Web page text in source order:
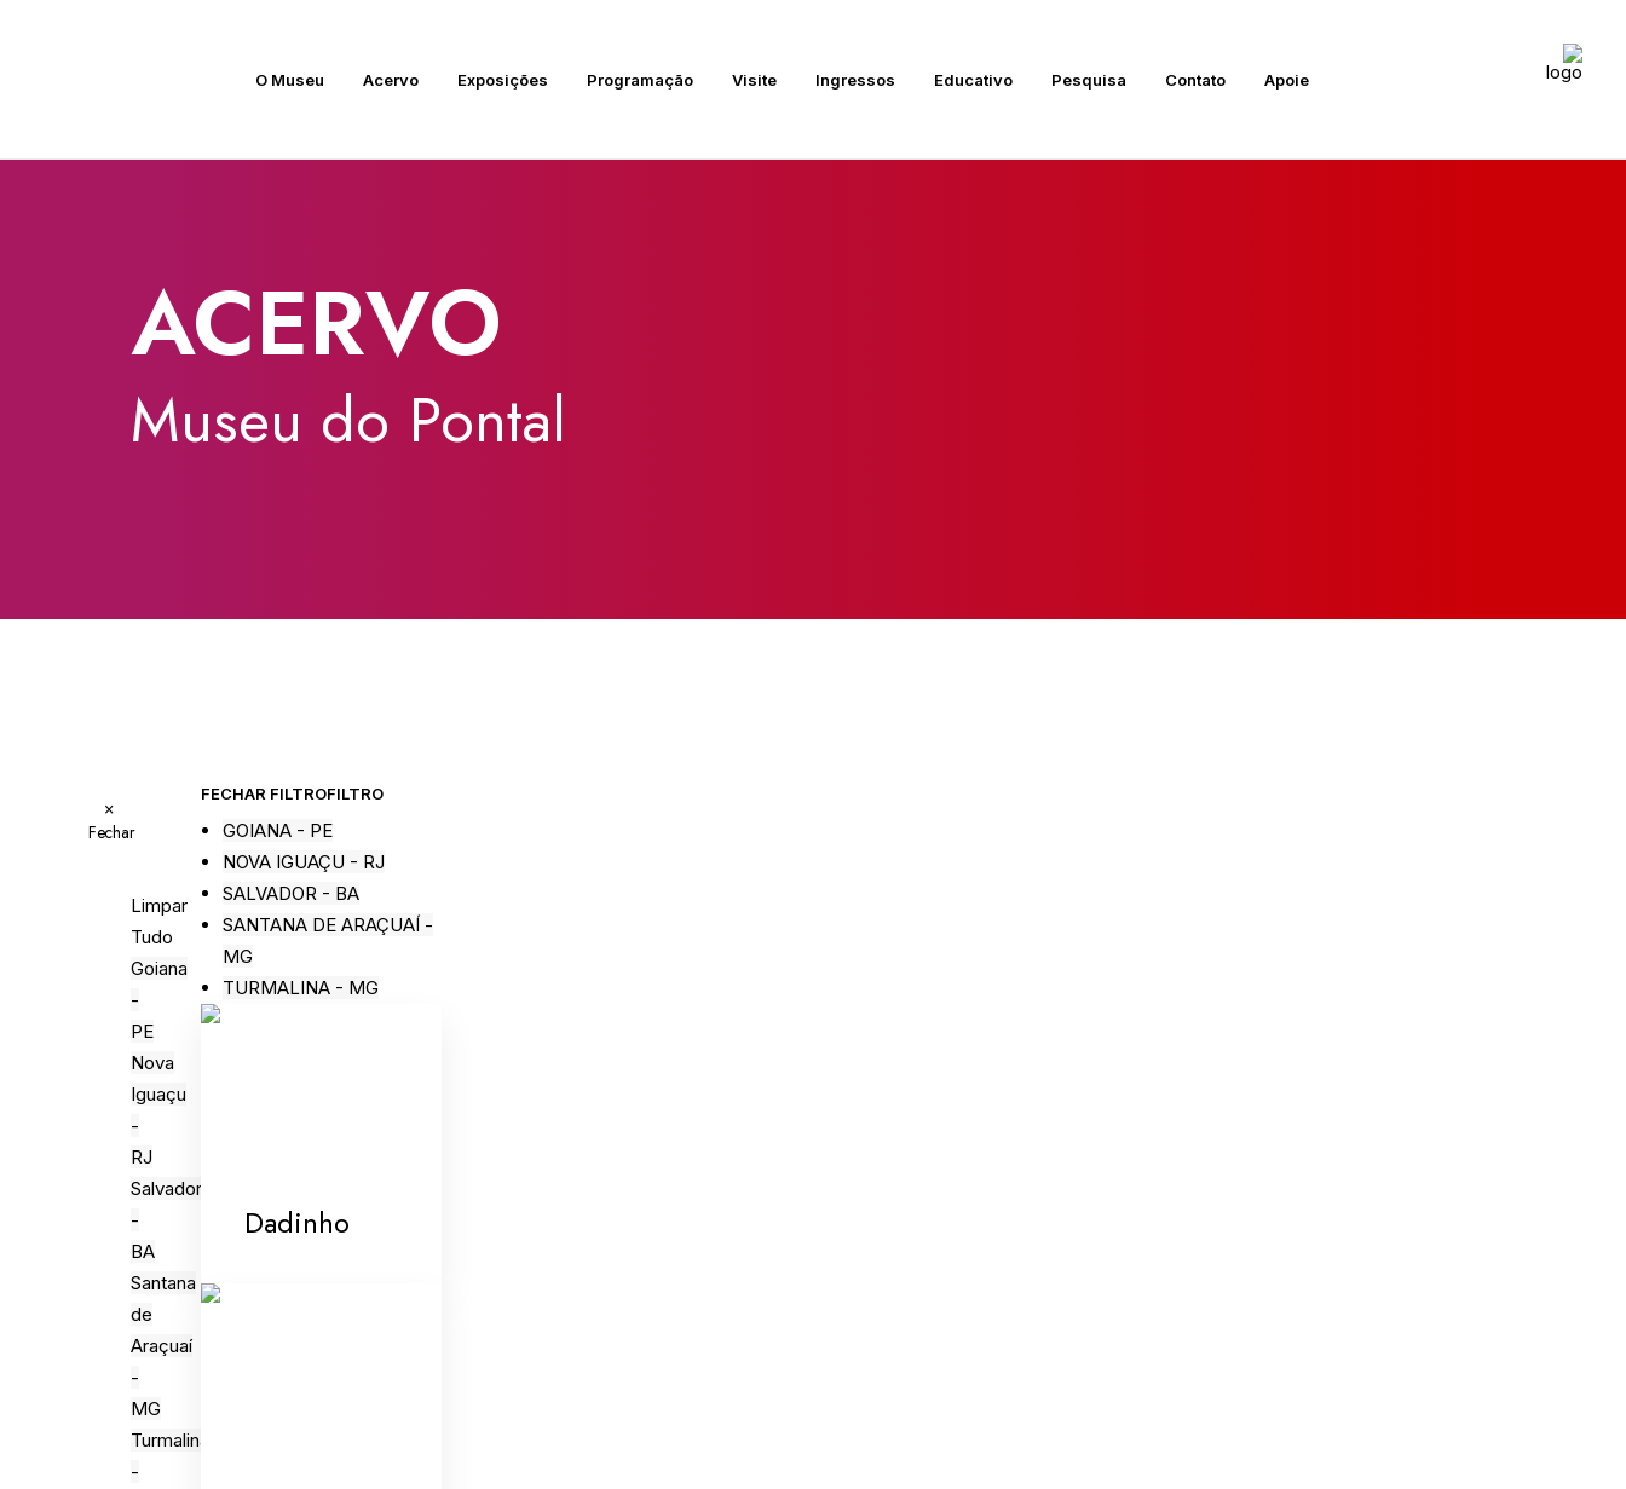
O Museu Acervo Exposições Programação Visite Ingressos Educativo Pesquisa Contato Apoie
ACERVO
Museu do Pontal
×
Fechar
Limpar
Tudo
Goiana
-
PE
Nova
Iguaçu
-
RJ
Salvador
-
BA
Santana
de
Araçuaí
-
MG
Turmalina
-
FECHAR FILTROFILTRO
GOIANA - PE
NOVA IGUAÇU - RJ
SALVADOR - BA
SANTANA DE ARAÇUAÍ -
MG
TURMALINA - MG
Dadinho